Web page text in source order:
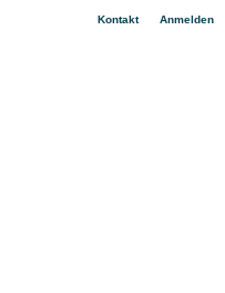
Kontakt| Anmelden